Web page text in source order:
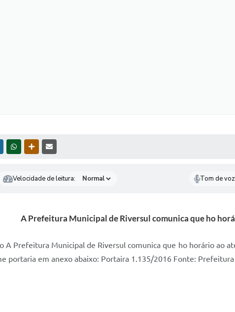
TWITTERWHATSAPPOUTRAS MÍDIAS
Velocidade de leitura: Tom de
A Prefeitura Municipal de Riversul comunica que ho
A Prefeitura Municipal de Riversul comunica que ho horário ao
portaria em anexo abaixo: Portaira 1.135/2016 Fonte: